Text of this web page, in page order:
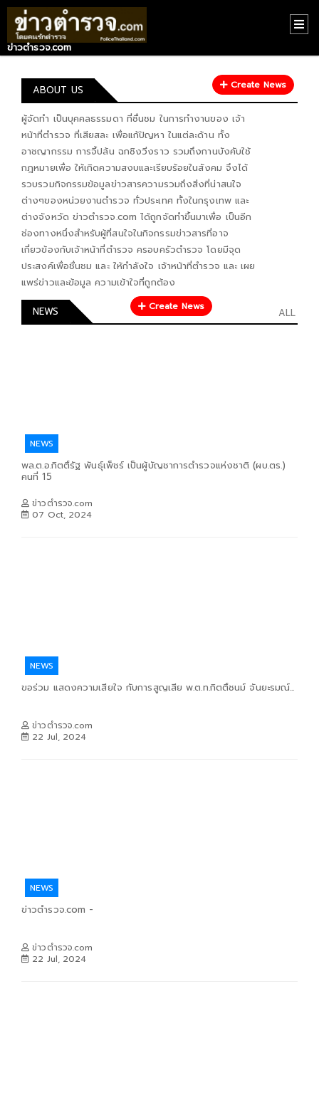
HOME
CONTACT
US
ABOUT
US
RECOMMEND
NEWS
LOGIN
REGISTER
ข่าวตำรวจ.com
ABOUT US
ผู้จัดทำ เป็นบุคคลธรรมดา ที่ชื่นชม ในการทำงานของ เจ้า
หน้าที่ตำรวจ ที่เสียสละ เพื่อแก้ปัญหา ในแต่ละด้าน ทั้ง
อาชญากรรม การจี้ปล้น ฉกชิงวิ่งราว รวมถึงกานบังคับใช้
กฎหมายเพื่อ ให้เกิดความสงบและเรียบร้อยในสังคม จึงได้
รวบรวมกิจกรรมข้อมูลข่าวสารความรวมถึงสิ่งที่น่าสนใจ
ต่างๆของหน่วยงานตำรวจ ทั่วประเทศ ทั้งในกรุงเทพ และ
ต่างจังหวัด ข่าวตำรวจ.com ได้ถูกจัดทำขึ้นมาเพื่อ เป็นอีก
ช่องทางหนึ่งสำหรับผู้ที่สนใจในกิจกรรมข่าวสารที่อาจ
เกี่ยวข้องกับเจ้าหน้าที่ตำรวจ ครอบครัวตำรวจ โดยมีจุด
ประสงค์เพื่อชื่นชม และ ให้กำลังใจ เจ้าหน้าที่ตำรวจ และ เผย
แพร่ข่าวและข้อมูล ความเข้าใจที่ถูกต้อง
Create News
NEWS Create News ALL
NEWS
พล.ต.อ.กิตติ์รัฐ พันธุ์เพ็ชร์ เป็นผู้บัญชาการตำรวจแห่งชาติ (ผบ.ตร.)
คนที่ 15
ข่าวตำรวจ.com
07 Oct, 2024
NEWS
ขอร่วม แสดงความเสียใจ กับการสูญเสีย พ.ต.ท.กิตติ์ชนม์ จันยะรมณ์...
ข่าวตำรวจ.com
22 Jul, 2024
NEWS
ข่าวตำรวจ.com -
ข่าวตำรวจ.com
22 Jul, 2024